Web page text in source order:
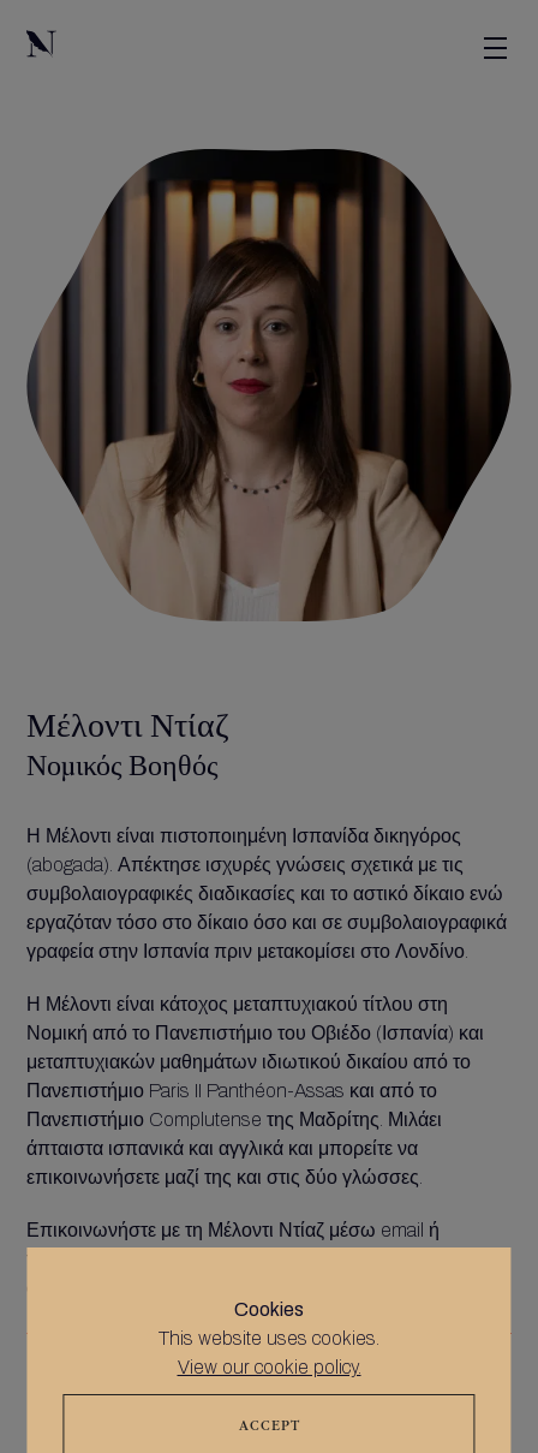
Cookies
This website uses cookies.
View our cookie policy.
ACCEPT
Μέλοντι Ντίαζ
Νομικός Βοηθός
Η Μέλοντι είναι πιστοποιημένη Ισπανίδα δικηγόρος
(abogada). Απέκτησε ισχυρές γνώσεις σχετικά με τις
συμβολαιογραφικές διαδικασίες και το αστικό δίκαιο ενώ
εργαζόταν τόσο στο δίκαιο όσο και σε συμβολαιογραφικά
γραφεία στην Ισπανία πριν μετακομίσει στο Λονδίνο.
Η Μέλοντι είναι κάτοχος μεταπτυχιακού τίτλου στη
Νομική από το Πανεπιστήμιο του Οβιέδο (Ισπανία) και
μεταπτυχιακών μαθημάτων ιδιωτικού δικαίου από το
Πανεπιστήμιο Paris II Panthéon-Assas και από το
Πανεπιστήμιο Complutense της Μαδρίτης. Μιλάει
άπταιστα ισπανικά και αγγλικά και μπορείτε να
επικοινωνήσετε μαζί της και στις δύο γλώσσες.
Επικοινωνήστε με τη Μέλοντι Ντίαζ μέσω email ή
τηλεφώνου για να συζητήσετε τις συγκεκριμένες
info@notablenotaries.co.uk